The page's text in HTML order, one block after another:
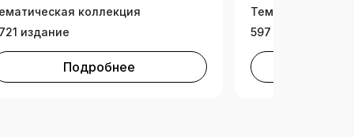
коллекция
издание
Подробнее
Тематическая
597 изданий